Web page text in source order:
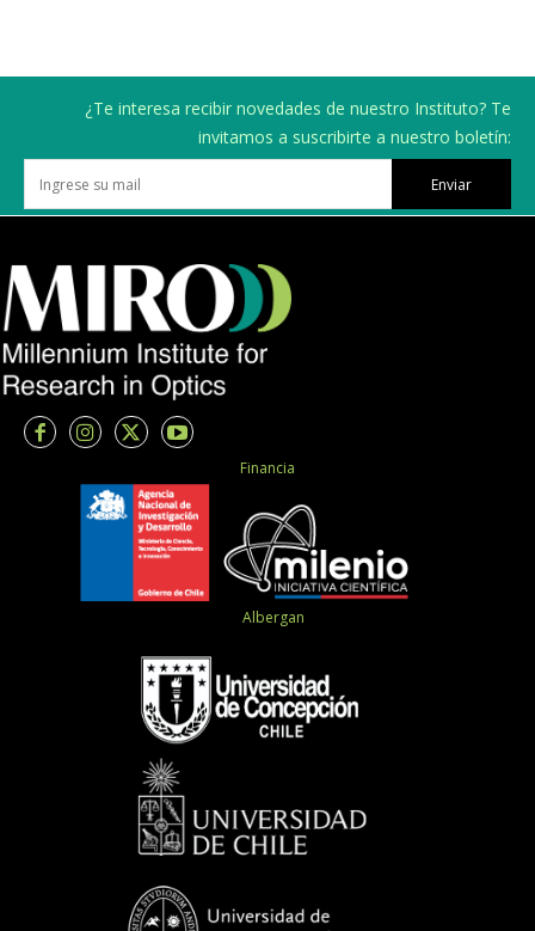
¿Te interesa recibir novedades de nuestro Instituto? Te
invitamos a suscribirte a nuestro boletín:
Enviar
Financia
Albergan